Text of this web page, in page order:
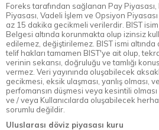
Foreks tarafından sağlanan Pay
Piyasası, Vadeli İşlem ve Opsiyon
az 15 dakika gecikmeli verilerdir. BIST
Belgesi altında korunmakta olup izinsiz
edilemez, değiştirilemez. BIST ismi
telif hakları tamamen BIST'ye ait olup,
verinin sekansı, doğruluğu ve tamlığı
vermez. Veri yayınında oluşabilecek
gecikmesi, eksik ulaşması, yanlış olması,
perfomansın düşmesi veya kesintili olması
ve / veya Kullanıcılarda oluşabilecek
sorumlu değildir.
Uluslarası döviz piyasası kuru